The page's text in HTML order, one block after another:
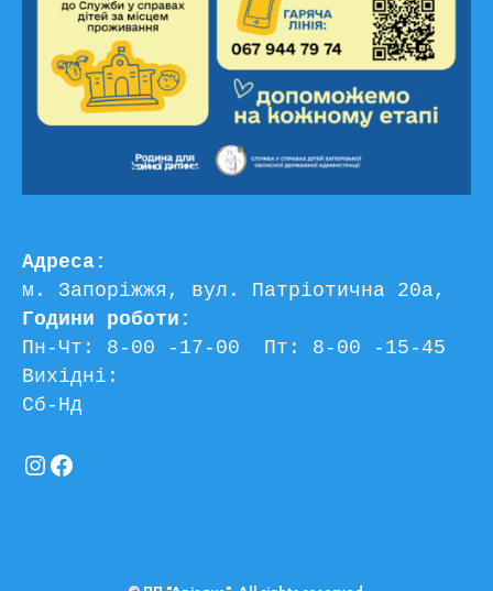
Адреса:
м. Запоріжжя, вул. Патріотична 20а,
Години роботи:
Пн-Чт: 8-00 -17-00  Пт: 8-00 -15-45
Вихідні:
Сб-Нд
Instagram
Facebook